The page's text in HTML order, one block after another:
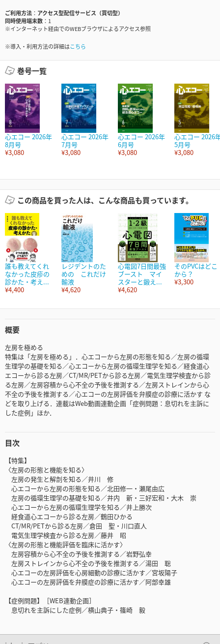
ご利用方法
アクセス型配信サービス（買切型）
同時使用端末数
1
※インターネット経由でのWEBブラウザによるアクセス参照
※導入・利用方法の詳細はこちら
巻号一覧
心エコー 2026年
8月号
¥3,080
心エコー 2026年
7月号
¥3,080
心エコー 2026年
6月号
¥3,080
心エコー 2026
5月号
¥3,080
この商品を買った人は、こんな商品も買っています。
誰も教えてくれ
なかった皮疹の
診かた・考え...
¥4,400
レジデントのた
めの これだけ
輸液
¥4,620
心電図7日間最強
ブースト マイ
スターと鍛え...
¥4,620
そのPVCはどこ
から？
¥3,300
概要
左房を極める
特集は「左房を極める」．心エコーから左房の形態を知る／左房の循環
生理学の基礎を知る／心エコーから左房の循環生理学を知る／経食道心
エコーから診る左房／CT/MR/PETから診る左房／電気生理学検査から診
る左房／左房容積から心不全の予後を推測する／左房ストレインから心
不全の予後を推測する／心エコーの左房評価を弁膜症の診療に活かす な
どを取り上げる．連載はWeb動画連動企画「症例問題：息切れを主訴に
した症例」ほか．
目次
【特集】
〈左房の形態と機能を知る〉
左房の発生と解剖を知る／井川 修
心エコーから左房の形態を知る／北田修一・瀬尾由広
左房の循環生理学の基礎を知る／井内 新・三好宏和・大木 崇
心エコーから左房の循環生理学を知る／井上勝次
経食道心エコーから診る左房／鶴田ひかる
CT/MR/PETから診る左房／倉田 聖・川口直人
電気生理学検査から診る左房／藤井 昭
〈左房の形態と機能評価を臨床に活かす〉
左房容積から心不全の予後を推測する／岩野弘幸
左房ストレインから心不全の予後を推測する／湯田 聡
心エコーの左房評価を心房細動の診療に活かす／宮坂陽子
心エコーの左房評価を弁膜症の診療に活かす／阿部幸雄
【症例問題】［WEB連動企画］
息切れを主訴にした症例／横山典子・篠崎 毅